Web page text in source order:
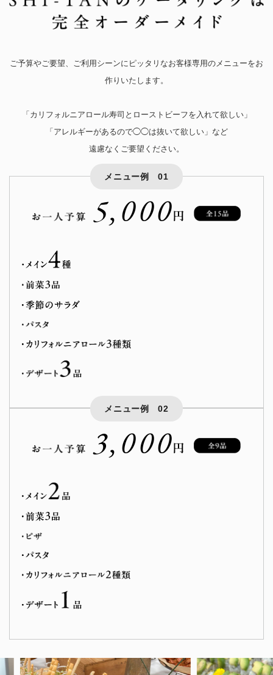
ご予算やご要望、ご利用シーンにピッタリなお客様専用のメニューをお
作りいたします。
「カリフォルニアロール寿司とローストビーフを入れて欲しい」
「アレルギーがあるので◯◯は抜いて欲しい」など
遠慮なくご要望ください。
メニュー例 01
5,000
メニュー例 02
3,000